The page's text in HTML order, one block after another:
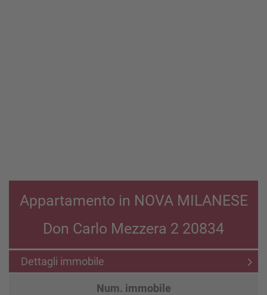
Appartamento in NOVA MILANESE
Don Carlo Mezzera 2 20834
Dettagli immobile
Num. immobile